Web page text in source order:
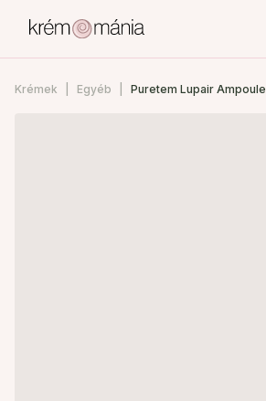
Krémek Egyéb Puretem Lupair Ampoule